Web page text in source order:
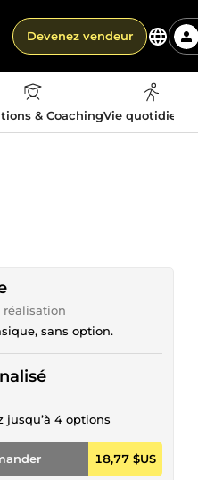
Devenez vendeur
& CoachingVie
réalisation
sans option.
jusqu’à 4 options
18,77 $US